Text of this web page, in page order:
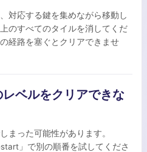
対応する鍵を集めながら移動し
のすべてのタイルを消してくだ
経路を塞ぐとクリアできませ
ベルをクリアできな
まった可能性があります。
」で別の順番を試してくださ